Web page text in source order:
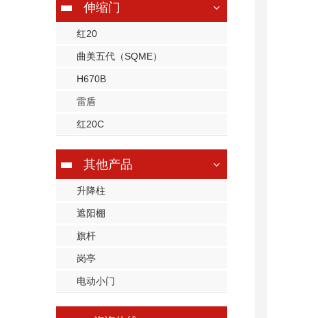
伸缩门
红20
曲美五代（SQME）
H670B
雷盾
红20C
其他产品
升降柱
遮阳棚
旗杆
岗亭
电动小门